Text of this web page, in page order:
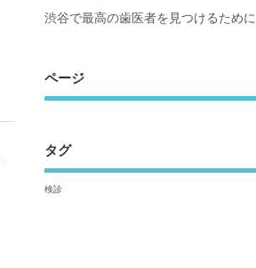
渋谷で最高の歯医者を見つけるために
ページ
タグ
検診